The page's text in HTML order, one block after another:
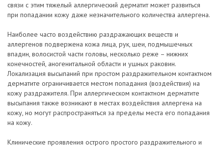
связи с этим тяжелый аллергический дерматит может развиться
при попадании кожу даже незначительного количества аллергена.
Наиболее часто воздействию раздражающих веществ и
аллергенов подвержена кожа лица, рук, шеи, подмышечных
впадин, волосистой части головы, несколько реже – нижних
конечностей, аногенитальной области и ушных раковин.
Локализация высыпаний при простом раздражительном контактном
дерматите ограничивается местом попадания (воздействия) на
кожу раздражителя. При аллергическом контактном дерматите
высыпания также возникают в местах воздействия аллергена на
кожу, но могут распространяться за пределы места его попадания
на кожу.
Клинические проявления острого простого раздражительного и